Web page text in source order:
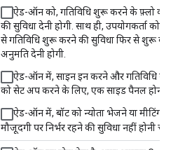
ऐड-ऑन को, गतिविधि शुरू करने के फ़्लो को
की सुविधा देनी होगी. साथ ही, उपयोगकर्ता को
से गतिविधि शुरू करने की सुविधा फिर से शुरू
अनुमति देनी होगी.
ऐड-ऑन में, साइन इन करने और गतिविधि
को सेट अप करने के लिए, एक साइड पैनल होना
ऐड-ऑन में, बॉट को न्योता भेजने या मीटिंग में
मौजूदगी पर निर्भर रहने की सुविधा नहीं होनी